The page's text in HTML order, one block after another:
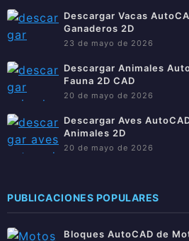
Descargar Vacas
Ganaderos 2D
23 de mayo de 2026
Descargar Animales
Fauna 2D CAD
20 de mayo de 2026
Descargar Aves
Animales 2D
20 de mayo de 2026
PUBLICACIONES POPULARES
Bloques AutoCAD de